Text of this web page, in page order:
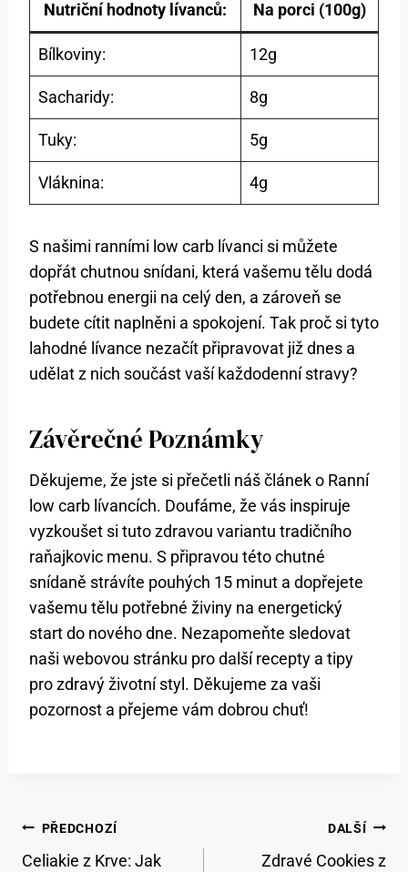
Nutriční hodnoty lívanců: Na porci (100g)
Bílkoviny: 12g
Sacharidy: 8g
Tuky: 5g
Vláknina: 4g
S našimi ranními low carb lívanci si můžete
dopřát chutnou snídani, která vašemu tělu dodá
potřebnou energii na celý den, a zároveň se
budete cítit naplněni a spokojení. Tak proč si tyto
lahodné lívance nezačít připravovat již dnes a
udělat z nich součást vaší každodenní stravy?
Závěrečné Poznámky
Děkujeme, že jste si přečetli náš článek o Ranní
low carb lívancích. Doufáme, že vás inspiruje
vyzkoušet si tuto zdravou variantu tradičního
raňajkovic menu. S připravou této chutné
snídaně strávíte pouhých 15 minut a dopřejete
vašemu tělu potřebné živiny na energetický
start do nového dne. Nezapomeňte sledovat
naši webovou stránku pro další recepty a tipy
pro zdravý životní styl. Děkujeme za vaši
pozornost a přejeme vám dobrou chuť!
Navigace
Pro
PŘEDCHOZÍ
Celiakie z Krve: Jak
DALŠÍ
Zdravé Cookies z